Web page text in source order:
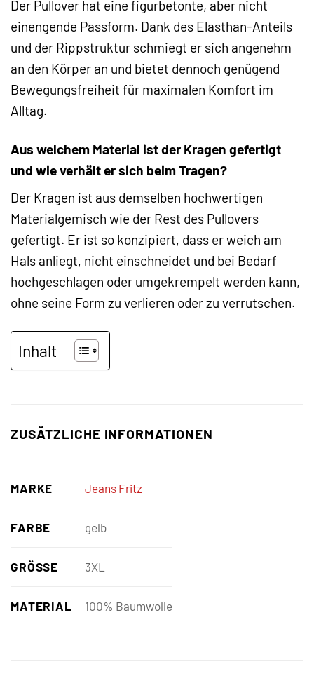
Der Pullover hat eine figurbetonte, aber nicht
einengende Passform. Dank des Elasthan-Anteils
und der Rippstruktur schmiegt er sich angenehm
an den Körper an und bietet dennoch genügend
Bewegungsfreiheit für maximalen Komfort im
Alltag.
Aus welchem Material ist der Kragen gefertigt
und wie verhält er sich beim Tragen?
Der Kragen ist aus demselben hochwertigen
Materialgemisch wie der Rest des Pullovers
gefertigt. Er ist so konzipiert, dass er weich am
Hals anliegt, nicht einschneidet und bei Bedarf
hochgeschlagen oder umgekrempelt werden kann,
ohne seine Form zu verlieren oder zu verrutschen.
Inhalt
ZUSÄTZLICHE INFORMATIONEN
MARKE Jeans Fritz
FARBE gelb
GRÖSSE 3XL
MATERIAL 100% Baumwolle